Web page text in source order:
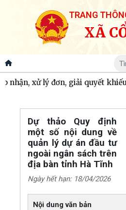
TRANG
XÃ
xử lý đơn, giải quyết
Dự thảo Quy định
một số nội dung về
quản lý dự án đầu tư
ngoài ngân sách trên
địa bàn tỉnh Hà Tĩnh
Ngày hết hạn: 18/04/2026
Nội dung văn bản